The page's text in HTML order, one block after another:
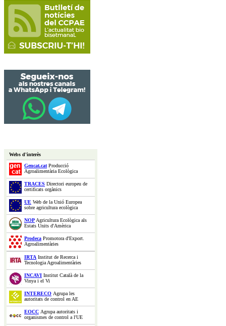
Webs d'interès
Gencat.catProducció
Agroalimentària Ecològica
TRACES Directori europeu de
certificats orgànics
UE Web de la Unió Europea
sobre agricultura ecològica
NOPAgricultura Ecològica als
Estats Units d'Amèrica
Prodeca Promotora d'Export.
Agroalimentàries
IRTA Institut de Recerca i
Tecnologia Agroalimentàries
INCAVI Institut Català de la
Vinya i el Vi
INTERECO Agrupa les
autoritats de control en AE
EOCC Agrupa autoritats i
organismes de control a l'UE